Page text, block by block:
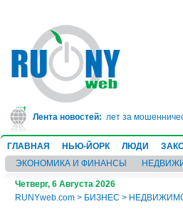
Лента новостей:
сядет в тюрьму на 10 лет за
ГЛАВНАЯ НЬЮ-ЙОРК ЛЮДИ
ЭКОНОМИКА И ФИНАНСЫ
Четверг, 6 Августа 2026
RUNYweb.com > БИЗНЕС >